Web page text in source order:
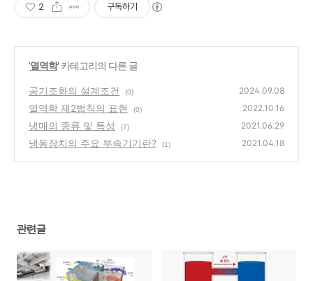
2 구독하기
'열역학' 카테고리의 다른 글
공기조화의 설계조건 (0) 2024.09.08
열역학 제2법칙의 표현 (0) 2022.10.16
냉매의 종류 및 특성 (7) 2021.06.29
냉동장치의 주요 부속기기란? (1) 2021.04.18
관련글